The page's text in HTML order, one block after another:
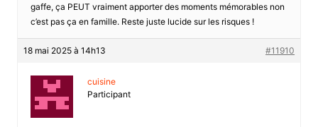
gaffe, ça PEUT vraiment apporter des moments mémorables non
c’est pas ça en famille. Reste juste lucide sur les risques !
18 mai 2025 à 14h13 #11910
cuisine
Participant